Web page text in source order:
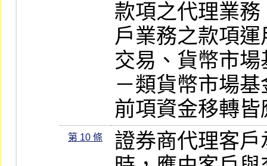
款項之代理業
戶業務之款項
交易、貨幣市
－類貨幣市場
前項資金移轉
第 10 條
證券商代理客